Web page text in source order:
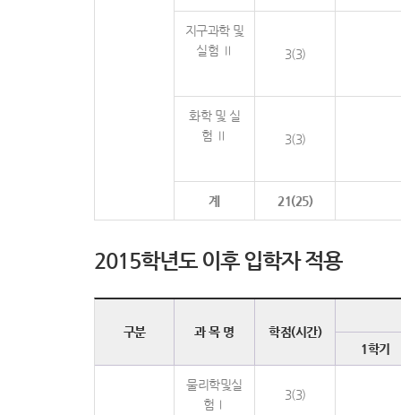
지구과학 및
실험 Ⅱ
3(3)
화학 및 실
험 Ⅱ
3(3)
계 21(25)
2015학년도 이후 입학자 적용
구분 과 목 명
학점(시간)
1학기
물리학및실
험Ⅰ
3(3)